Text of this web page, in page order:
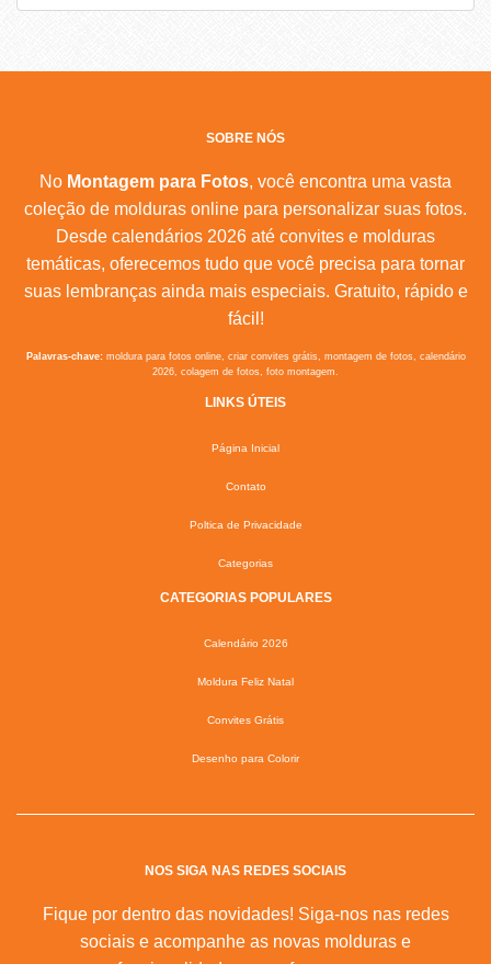
SOBRE NÓS
No Montagem para Fotos, você encontra uma vasta
coleção de molduras online para personalizar suas fotos.
Desde calendários 2026 até convites e molduras
temáticas, oferecemos tudo que você precisa para tornar
suas lembranças ainda mais especiais. Gratuito, rápido e
fácil!
Palavras-chave:moldura para fotos online, criar convites grátis, montagem de fotos, calendário
2026, colagem de fotos, foto montagem.
LINKS ÚTEIS
Página Inicial
Contato
Poltica de Privacidade
Categorias
CATEGORIAS POPULARES
Calendário 2026
Moldura Feliz Natal
Convites Grátis
Desenho para Colorir
NOS SIGA NAS REDES SOCIAIS
Fique por dentro das novidades! Siga-nos nas redes
sociais e acompanhe as novas molduras e